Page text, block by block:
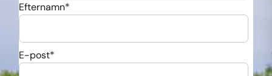
Efternamn*
E-post*